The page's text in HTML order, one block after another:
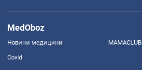
MedOboz
Новини медицини MAMACLUB
Covid